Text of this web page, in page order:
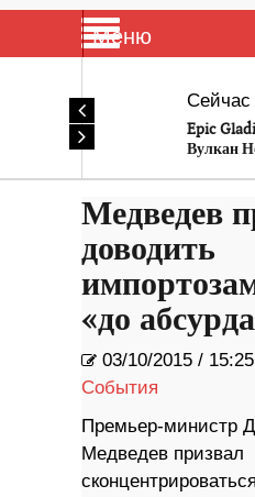
Меню
Сейчас
Epic
Вулкан
Медведев
доводить
«до
03/10/2015 /
События
Премьер-министр
Медведев призвал